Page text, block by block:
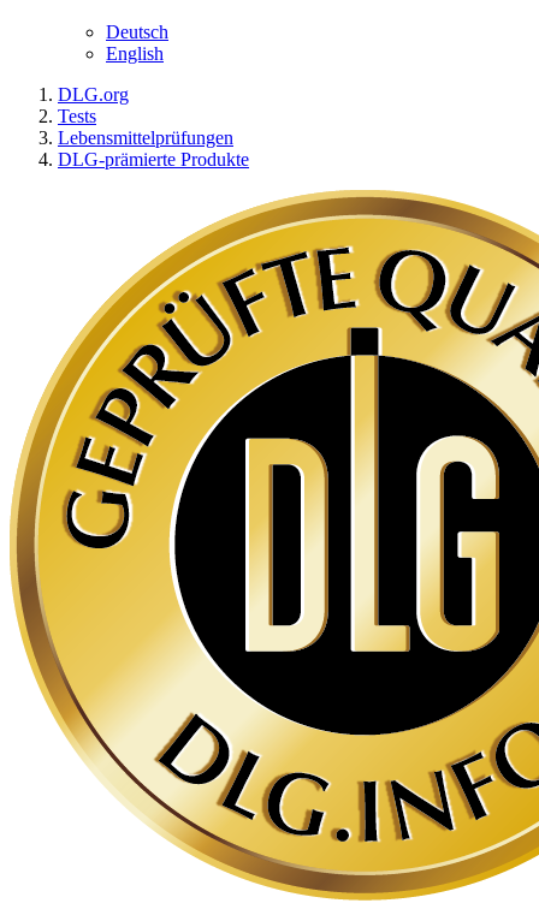
Deutsch
English
DLG.org
Tests
Lebensmittelprüfungen
DLG-prämierte Produkte